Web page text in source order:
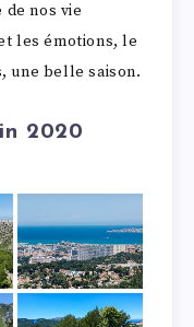
nos vie
les émotions, le
une belle saison.
2020